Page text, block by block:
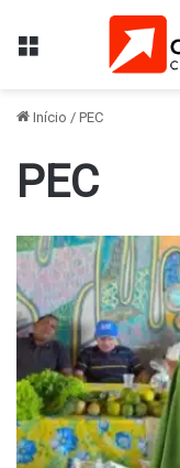
Menu
Início / PEC
PEC